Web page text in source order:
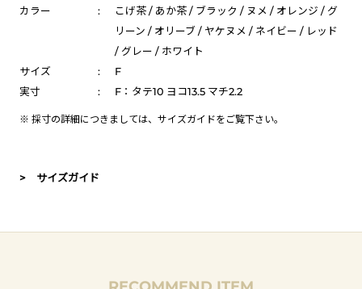
カラー
:
こげ茶 / あか茶 / ブラック / ヌメ / オレンジ / グ
リーン / オリーブ / ヤケヌメ / ネイビー / レッド
/ グレー / ホワイト
サイズ
:
F
実寸
: F：タテ10 ヨコ13.5 マチ2.2
※ 採寸の詳細につきましては、 サイズガイドをご覧下さい。
> サイズガイド